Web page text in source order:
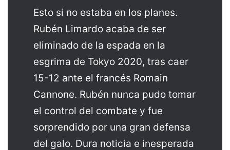
Esto si no estaba en los planes.
Rubén Limardo acaba de ser
eliminado de la espada en la
esgrima de Tokyo 2020, tras caer
15-12 ante el francés Romain
Cannone. Rubén nunca pudo tomar
el control del combate y fue
sorprendido por una gran defensa
del galo. Dura noticia e inesperada